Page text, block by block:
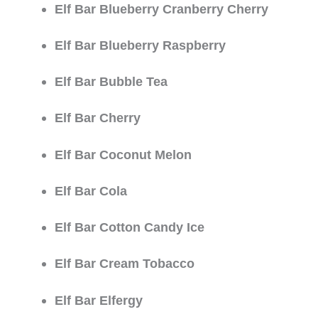
Elf Bar Blueberry Cranberry Cherry
Elf Bar Blueberry Raspberry
Elf Bar Bubble Tea
Elf Bar Cherry
Elf Bar Coconut Melon
Elf Bar Cola
Elf Bar Cotton Candy Ice
Elf Bar Cream Tobacco
Elf Bar Elfergy